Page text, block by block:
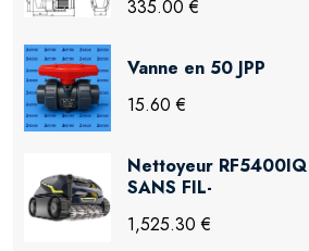
335.00 €
Vanne en 50 JPP
15.60 €
Nettoyeur RF5400IQ
SANS FIL-
1,525.30 €